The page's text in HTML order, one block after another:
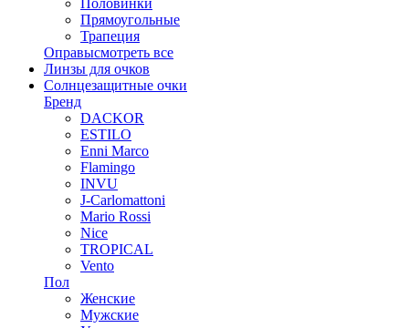
Прямоугольные
Трапеция
Оправысмотреть все
Линзы для очков
Солнцезащитные очки
Бренд
DACKOR
ESTILO
Enni Marco
Flamingo
INVU
J-Carlomattoni
Mario Rossi
Nice
TROPICAL
Vento
Пол
Женские
Мужские